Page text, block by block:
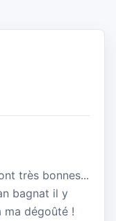
très bonnes...
bagnat il y
ma dégoûté !